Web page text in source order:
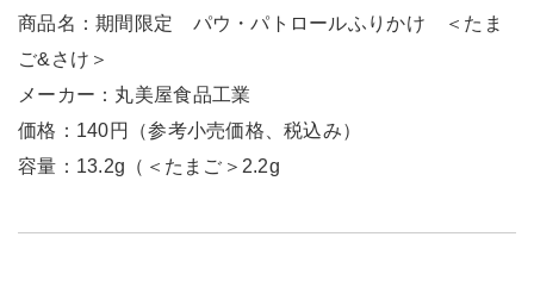
商品名：期間限定 パウ・パトロールふりかけ ＜たま
ご&さけ＞
メーカー：丸美屋食品工業
価格：140円（参考小売価格、税込み）
容量：13.2g（＜たまご＞2.2g